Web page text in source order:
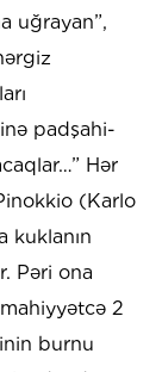
uğrayan”,
padşahi-
Hər
(Karlo
kuklanın
Pəri ona
2
burnu